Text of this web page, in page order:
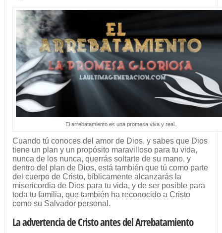
El arrebatamiento es una promesa viva y real.
Cuando tú conoces del amor de Dios, y sabes que Dios
tiene un plan y un propósito maravilloso para tu vida,
nunca de los nunca, querrás soltarte de su mano, y
dentro del plan de Dios, está también que tú como parte
del cuerpo de Cristo, bíblicamente alcanzarás la
misericordia de Dios para tu vida, y de ser posible para
toda tu familia, que también ha reconocido a Cristo
como su Salvador personal.
La advertencia de Cristo antes del Arrebatamiento